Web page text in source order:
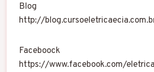
Blog
http://
Faceboock
https://www.facebook.com/